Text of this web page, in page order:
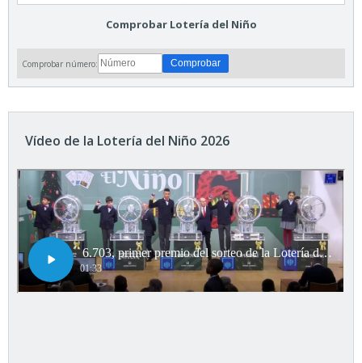
Comprobar Lotería del Niño
Comprobar número:
Vídeo de la Lotería del Niño 2026